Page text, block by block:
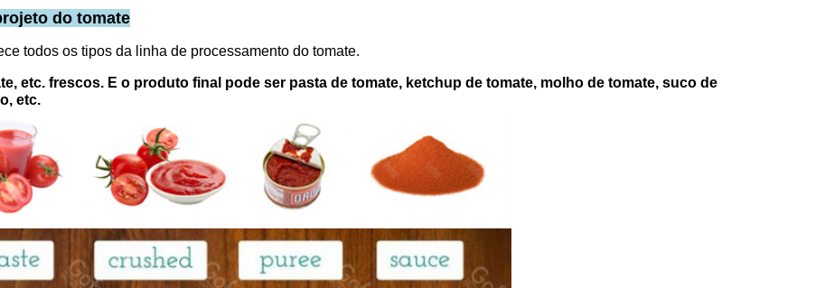
do tomate
todos os tipos da linha de processamento do tomate.
etc. frescos. E o produto final pode ser pasta de tomate, ketchup de tomate, molho de tomate, suco de
etc.